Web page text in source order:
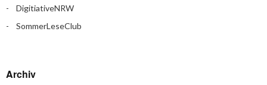
DigitiativeNRW
SommerLeseClub
Archiv